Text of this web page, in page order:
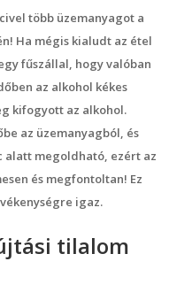
több üzemanyagot a
Ha mégis kialudt az étel
fűszállal, hogy valóban
az alkohol kékes
kifogyott az alkohol.
az üzemanyagból, és
alatt megoldható, ezért az
és megfontoltan! Ez
igaz.
tilalom